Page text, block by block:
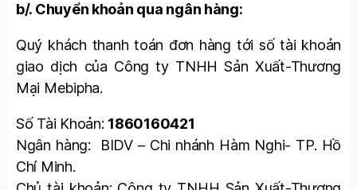
b/. Chuyển khoản qua ngân hàng:
Quý khách thanh toán đơn hàng tới số tài khoản
giao dịch của Công ty TNHH Sản Xuất-Thương
Mại Mebipha.
Số Tài Khoản: 1860160421
Ngân hàng: BIDV – Chi nhánh Hàm Nghi- TP. Hồ
Chí Minh.